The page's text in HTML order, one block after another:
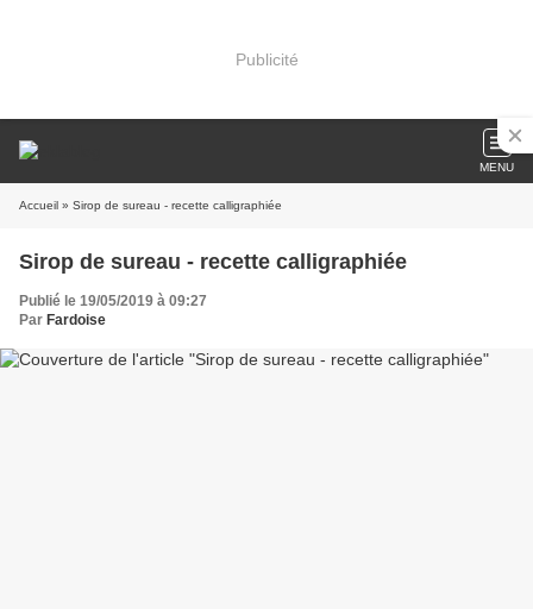
Publicité
MENU
Accueil » Sirop de sureau - recette calligraphiée
Sirop de sureau - recette calligraphiée
Publié le 19/05/2019 à 09:27
Par Fardoise